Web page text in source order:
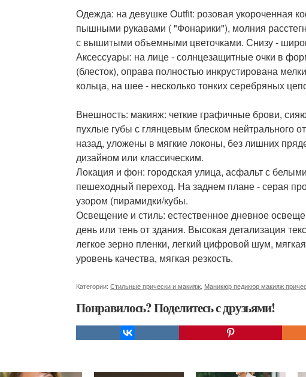
Одежда: на девушке Outfit: розовая укороченная
пышными рукавами ( "Фонарики"), молния
с вышитыми объемными цветочками. Снизу -
Аксессуары: на лице - солнцезащитные очки в
(блесток), оправа полностью инкрустирована
кольца, на шее - несколько тонких серебряных
Внешность: макияж: четкие графичные брови,
пухлые губы с глянцевым блеском нейтрального
назад, уложены в мягкие локоны, без лишних
дизайном или классическим.
Локация и фон: городская улица, асфальт с
пешеходный переход. На заднем плане - серая
узором (пирамидки/кубы.
Освещение и стиль: естественное дневное
день или тень от здания. Высокая детализация
легкое зерно пленки, легкий цифровой шум,
уровень качества, мягкая резкость.
Категории: Стильные прически и макияж Маникюр педикюр макияж
Понравилось? Поделитесь с друзьями!